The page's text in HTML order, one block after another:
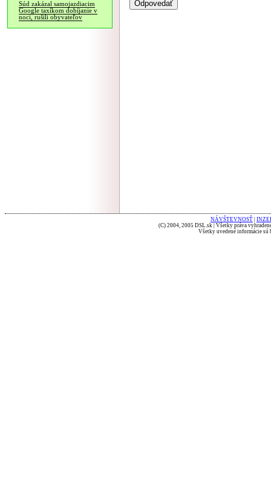
Súd zakázal samojazdiacim
Google taxíkom dobíjanie v
noci, rušili obyvateľov
NÁVŠTEVNOSŤ
(C) 2004, 2005 DSL.sk | Všetky práva
Všetky uvedené informácie sú